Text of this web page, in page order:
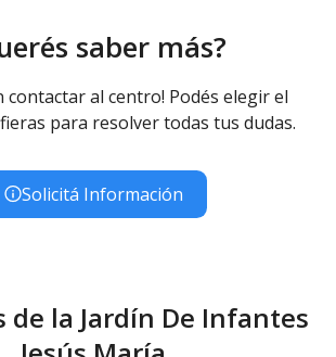
saber más?
contactar al centro! Podés elegir el
para resolver todas tus dudas.
Solicitá Información
de la Jardín De Infantes